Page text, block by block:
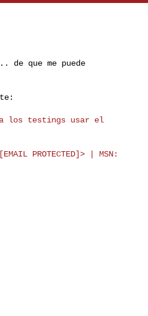
de que me puede
PROTECTED]> | MSN: